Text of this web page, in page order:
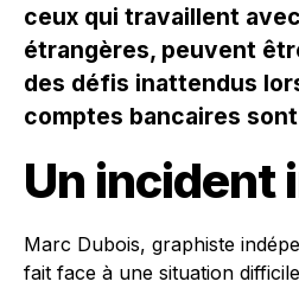
ceux qui travaillent
étrangères, peuvent
des défis inattendus
comptes bancaires
Un incident
Marc Dubois, graphiste
fait face à une situation